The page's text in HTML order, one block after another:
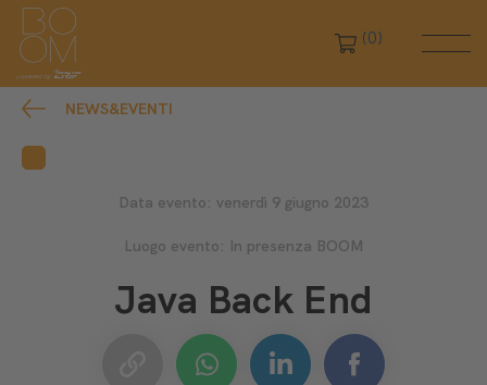
(0)
NEWS&EVENTI
Data evento: venerdì 9 giugno 2023
Luogo evento: In presenza BOOM
Java Back End